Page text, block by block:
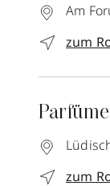
Am
zum
zum